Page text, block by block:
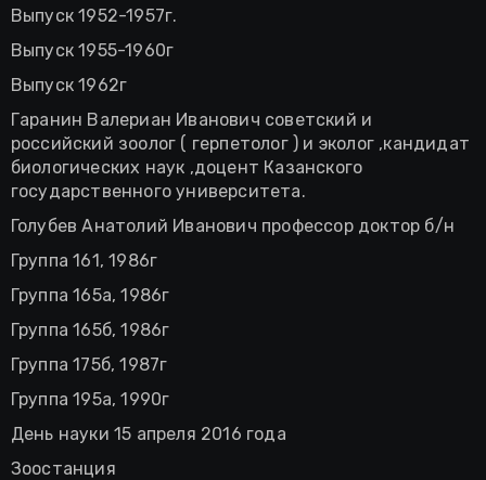
Выпуск 1952-1957г.
Выпуск 1955-1960г
Выпуск 1962г
Гаранин Валериан Иванович советский и
российский зоолог ( герпетолог ) и эколог ,кандидат
биологических наук ,доцент Казанского
государственного университета.
Голубев Анатолий Иванович профессор доктор б/н
Группа 161, 1986г
Группа 165а, 1986г
Группа 165б, 1986г
Группа 175б, 1987г
Группа 195а, 1990г
День науки 15 апреля 2016 года
Зоостанция